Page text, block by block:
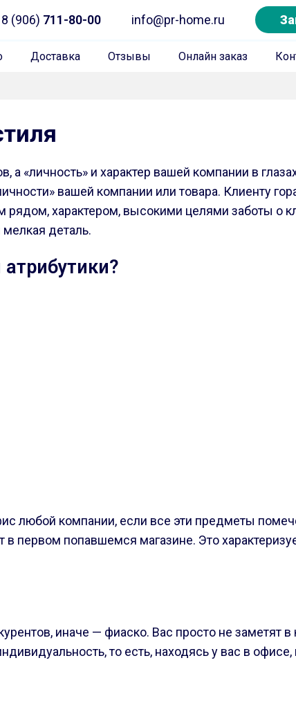
8 (906) 711-80-00 info@pr-home.ru
Доставка Отзывы Онлайн заказ
«личность» и характер вашей компании в
вашей компании или товара. Клиенту
характером, высокими целями заботы о
деталь.
любой компании, если все эти предметы
первом попавшемся магазине. Это
иначе — фиаско. Вас просто не заметят в
то есть, находясь у вас в офисе,